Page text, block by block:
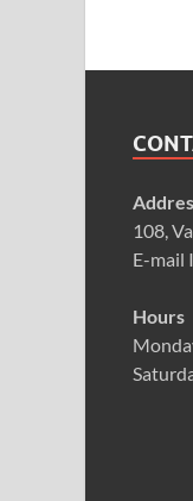
108,
E-mail
Hours